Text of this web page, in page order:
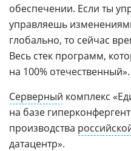
обеспечении. Если ты
управляешь
глобально, то сейчас
Весь стек программ,
на 100% отечественный».
Серверный комплекс
на базе
производства
датацентр».